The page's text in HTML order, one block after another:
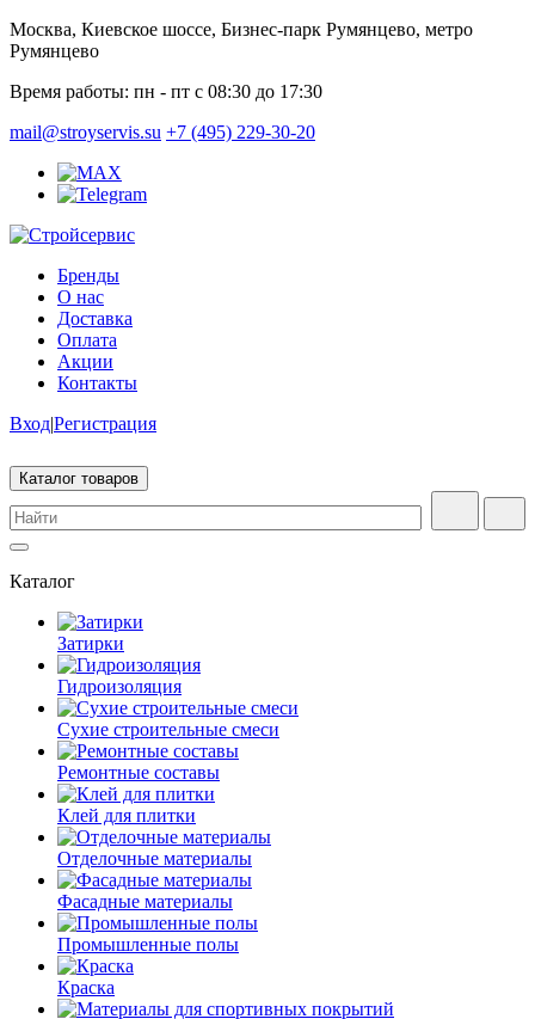
Москва, Киевское шоссе, Бизнес-парк Румянцево, метро
Румянцево
Время работы: пн - пт с 08:30 до 17:30
mail@stroyservis.su +7 (495) 229-30-20
Бренды
О нас
Доставка
Оплата
Акции
Контакты
Вход|Регистрация
Каталог товаров
Каталог
Затирки
Гидроизоляция
Сухие строительные смеси
Ремонтные составы
Клей для плитки
Отделочные материалы
Фасадные материалы
Промышленные полы
Краска